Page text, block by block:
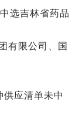
选吉林省药品
有限公司、国
应清单未中